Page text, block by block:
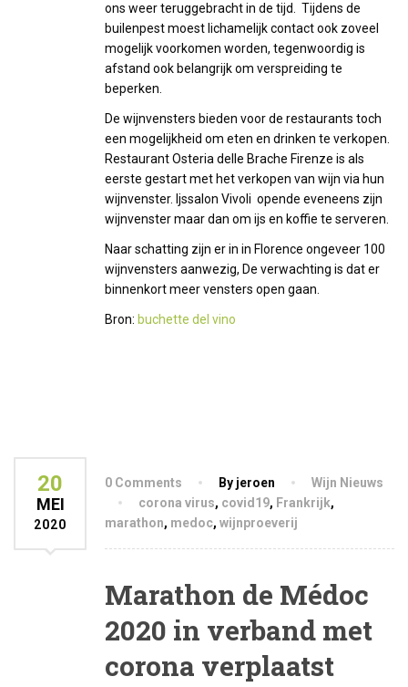
ons weer teruggebracht in de tijd. Tijdens de
builenpest moest lichamelijk contact ook zoveel
mogelijk voorkomen worden, tegenwoordig is
afstand ook belangrijk om verspreiding te
beperken.
De wijnvensters bieden voor de restaurants toch
een mogelijkheid om eten en drinken te verkopen.
Restaurant Osteria delle Brache Firenze is als
eerste gestart met het verkopen van wijn via hun
wijnvenster. Ijssalon Vivoli opende eveneens zijn
wijnvenster maar dan om ijs en koffie te serveren.
Naar schatting zijn er in in Florence ongeveer 100
wijnvensters aanwezig, De verwachting is dat er
binnenkort meer vensters open gaan.
Bron: buchette del vino
20
MEI
2020
0 Comments By jeroen
Wijn Nieuws
corona virus, covid19, Frankrijk,
marathon, medoc, wijnproeverij
Marathon de Médoc
2020 in verband met
corona verplaatst